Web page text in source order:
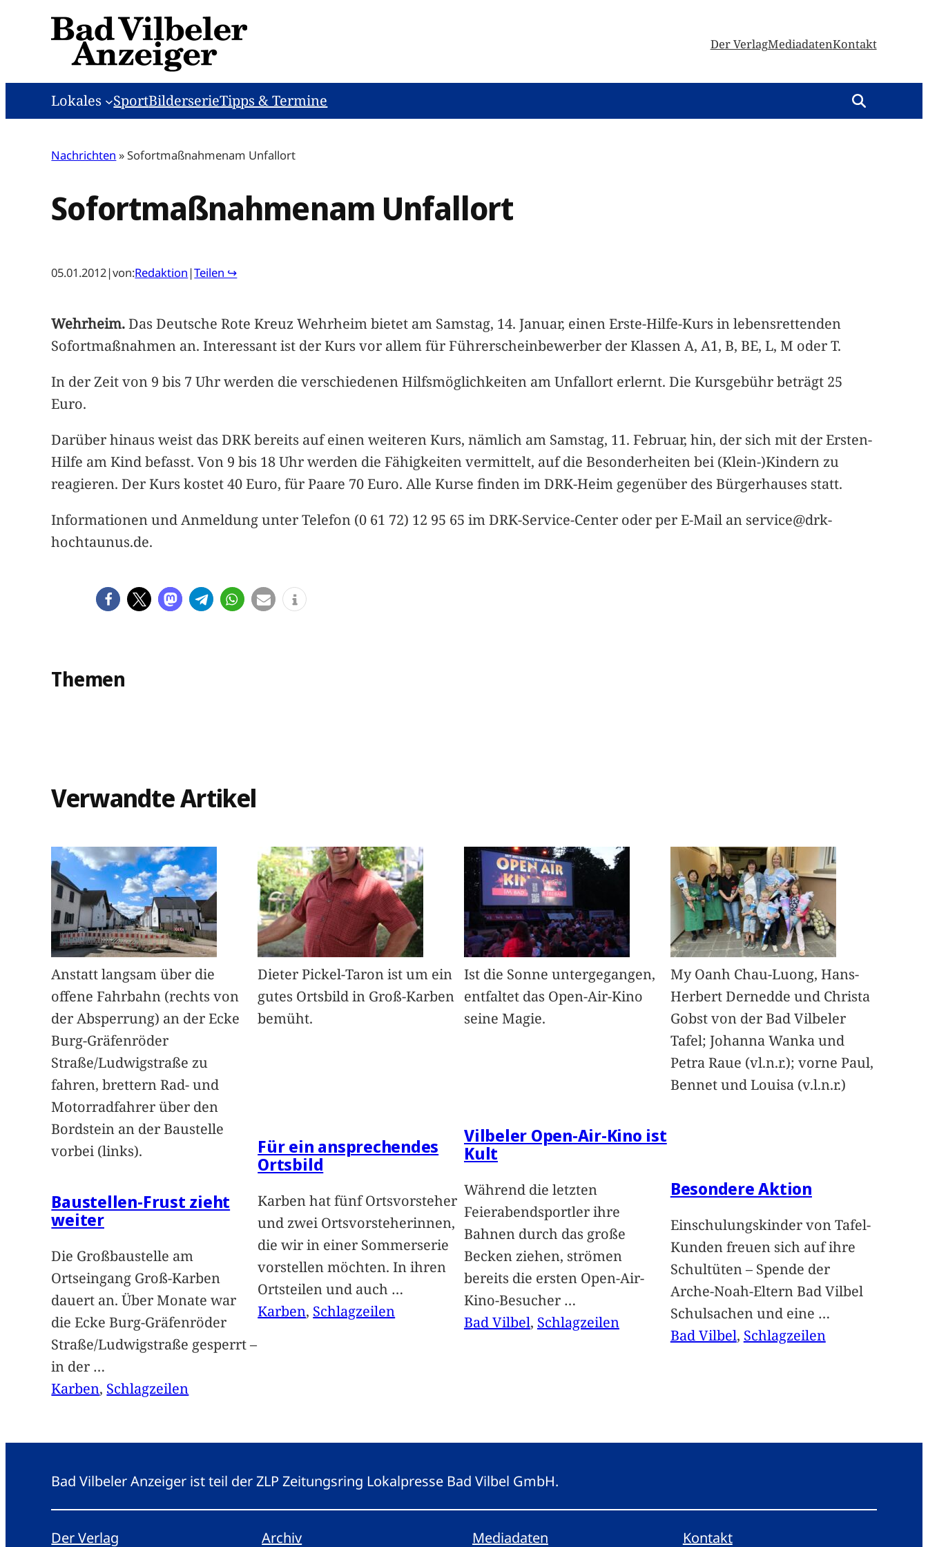
Der VerlagMediadatenKontakt
Lokales SportBilderserieTipps & Termine
Nachrichten »Sofortmaßnahmenam Unfallort
Sofortmaßnahmenam Unfallort
05.01.2012|von:Redaktion |Teilen ↪
Wehrheim.Das Deutsche Rote Kreuz Wehrheim bietet am Samstag, 14. Januar, einen Erste-Hilfe-Kurs in lebensrettenden
Sofortmaßnahmen an. Interessant ist der Kurs vor allem für Führerscheinbewerber der Klassen A, A1, B, BE, L, M oder T.
In der Zeit von 9 bis 7 Uhr werden die verschiedenen Hilfsmöglichkeiten am Unfallort erlernt. Die Kursgebühr beträgt 25
Euro.
Darüber hinaus weist das DRK bereits auf einen weiteren Kurs, nämlich am Samstag, 11. Februar, hin, der sich mit der Ersten-
Hilfe am Kind befasst. Von 9 bis 18 Uhr werden die Fähigkeiten vermittelt, auf die Besonderheiten bei (Klein-)Kindern zu
reagieren. Der Kurs kostet 40 Euro, für Paare 70 Euro. Alle Kurse finden im DRK-Heim gegenüber des Bürgerhauses statt.
Informationen und Anmeldung unter Telefon (0 61 72) 12 95 65 im DRK-Service-Center oder per E-Mail an service@drk-
hochtaunus.de.
Themen
Verwandte Artikel
Anstatt langsam über die
offene Fahrbahn (rechts von
der Absperrung) an der Ecke
Burg-Gräfenröder
Straße/Ludwigstraße zu
fahren, brettern Rad- und
Motorradfahrer über den
Bordstein an der Baustelle
vorbei (links).
Baustellen-Frust zieht
weiter
Die Großbaustelle am
Ortseingang Groß-Karben
dauert an. Über Monate war
die Ecke Burg-Gräfenröder
Straße/Ludwigstraße gesperrt –
in der …
Karben, Schlagzeilen
Dieter Pickel-Taron ist um ein
gutes Ortsbild in Groß-Karben
bemüht.
Für ein ansprechendes
Ortsbild
Karben hat fünf Ortsvorsteher
und zwei Ortsvorsteherinnen,
die wir in einer Sommerserie
vorstellen möchten. In ihren
Ortsteilen und auch …
Karben, Schlagzeilen
Ist die Sonne untergegangen,
entfaltet das Open-Air-Kino
seine Magie.
Vilbeler Open-Air-Kino ist
Kult
Während die letzten
Feierabendsportler ihre
Bahnen durch das große
Becken ziehen, strömen
bereits die ersten Open-Air-
Kino-Besucher …
Bad Vilbel, Schlagzeilen
My Oanh Chau-Luong, Hans-
Herbert Dernedde und Christa
Gobst von der Bad Vilbeler
Tafel; Johanna Wanka und
Petra Raue (vl.n.r.); vorne Paul,
Bennet und Louisa (v.l.n.r.)
Besondere Aktion
Einschulungskinder von Tafel-
Kunden freuen sich auf ihre
Schultüten – Spende der
Arche-Noah-Eltern Bad Vilbel
Schulsachen und eine …
Bad Vilbel, Schlagzeilen
Bad Vilbeler Anzeiger ist teil der ZLP Zeitungsring Lokalpresse Bad Vilbel GmbH.
Der Verlag Archiv Mediadaten Kontakt